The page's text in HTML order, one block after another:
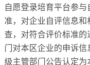
自愿登录培育平台参
准，对企业自评信息
查，对符合评价标准
门对本区企业的申诉
级主管部门公告认定为